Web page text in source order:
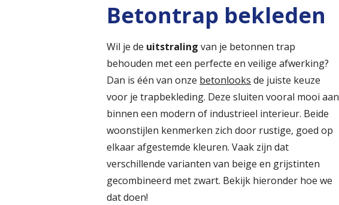
Betontrap bekleden
Wil je de uitstraling van je betonnen trap
behouden met een perfecte en veilige afwerking?
Dan is één van onze betonlooks de juiste keuze
voor je trapbekleding. Deze sluiten vooral mooi aan
binnen een modern of industrieel interieur. Beide
woonstijlen kenmerken zich door rustige, goed op
elkaar afgestemde kleuren. Vaak zijn dat
verschillende varianten van beige en grijstinten
gecombineerd met zwart. Bekijk hieronder hoe we
dat doen!